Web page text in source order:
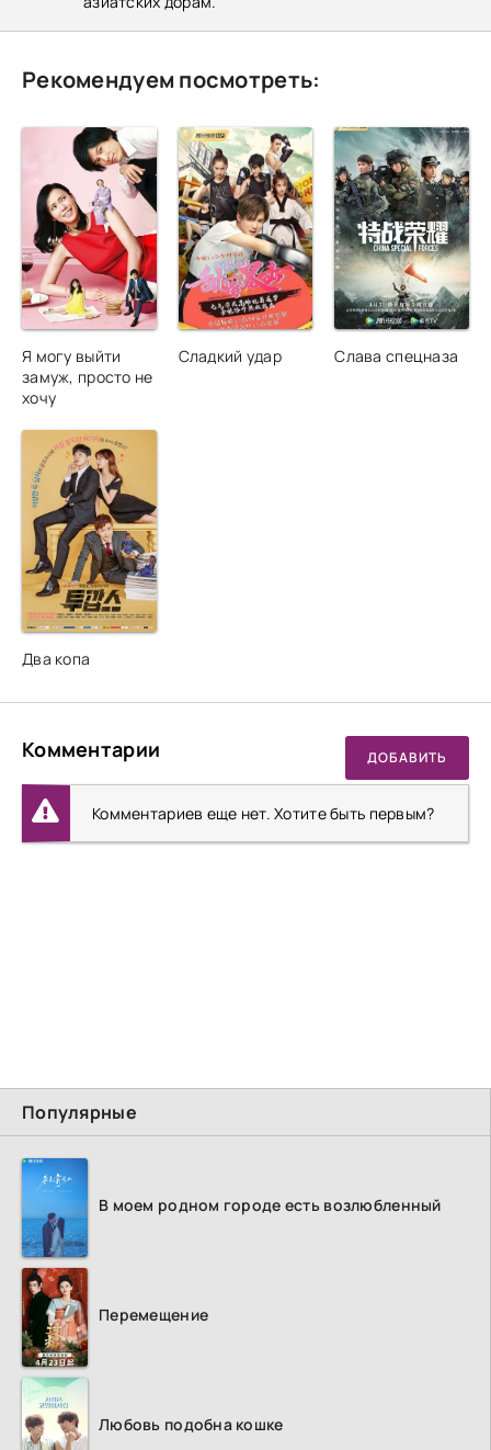
Популярные
В моем родном городе есть возлюбленный
Перемещение
Любовь подобна кошке
Рекомендуем посмотреть:
Я могу выйти
замуж, просто не
хочу
Сладкий удар Слава спецназа
Два копа
Комментарии ДОБАВИТЬ
Комментариев еще нет. Хотите быть первым?